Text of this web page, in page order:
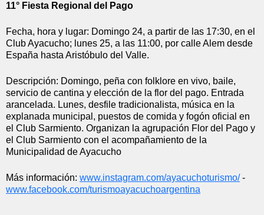
11° Fiesta Regional del Pago
Fecha, hora y lugar: Domingo 24, a partir de las 17:30, en el
Club Ayacucho; lunes 25, a las 11:00, por calle Alem desde
España hasta Aristóbulo del Valle.
Descripción: Domingo, peña con folklore en vivo, baile,
servicio de cantina y elección de la flor del pago. Entrada
arancelada. Lunes, desfile tradicionalista, música en la
explanada municipal, puestos de comida y fogón oficial en
el Club Sarmiento. Organizan la agrupación Flor del Pago y
el Club Sarmiento con el acompañamiento de la
Municipalidad de Ayacucho
Más información: www.instagram.com/ayacuchoturismo/
www.facebook.com/turismoayacuchoargentina